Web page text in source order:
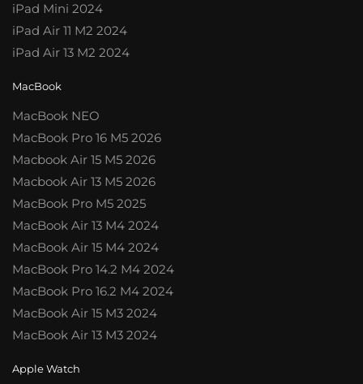
iPad Mini 2024
iPad Air 11 M2 2024
iPad Air 13 M2 2024
MacBook
MacBook NEO
MacBook Pro 16 M5 2026
Macbook Air 15 M5 2026
Macbook Air 13 M5 2026
MacBook Pro M5 2025
MacBook Air 13 M4 2024
MacBook Air 15 M4 2024
MacBook Pro 14.2 M4 2024
MacBook Pro 16.2 M4 2024
MacBook Air 15 M3 2024
MacBook Air 13 M3 2024
Apple Watch